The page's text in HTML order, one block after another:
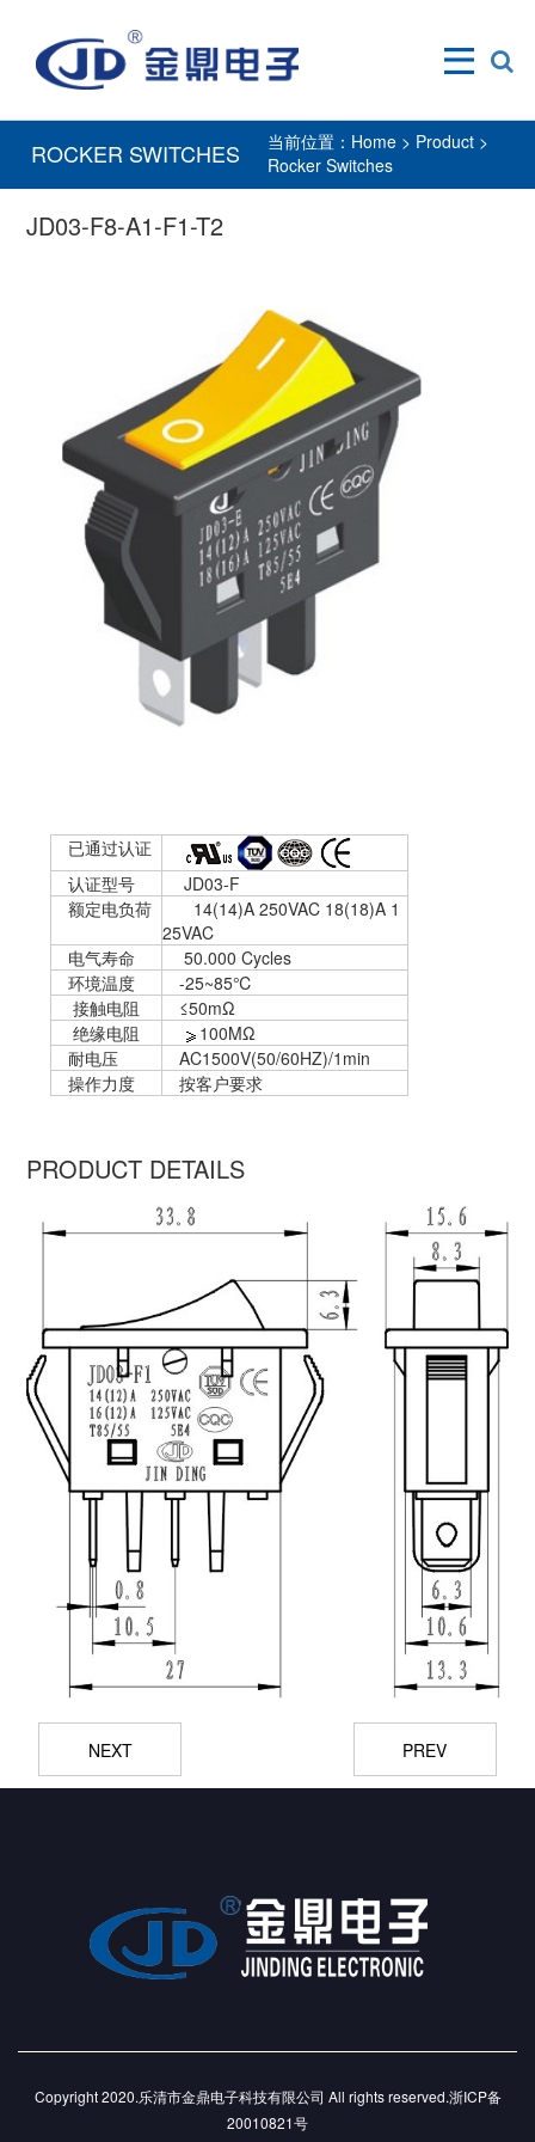
ROCKER SWITCHES 当前位置： Home > Product >
Rocker Switches
JD03-F8-A1-F1-T2
已通过认证
认证型号
JD03-F
额定电负荷
14(14)A 250VAC 18(18)A 1
25VAC
电气寿命
50.000 Cycles
环境温度
-25~85℃
接触电阻
≤50mΩ
绝缘电阻
100MΩ
耐电压
AC1500V(50/60HZ)/1min
操作力度
按客户要求
PRODUCT DETAILS
NEXT PREV
Copyright 2020.乐清市金鼎电子科技有限公司 All rights reserved.浙ICP备
20010821号